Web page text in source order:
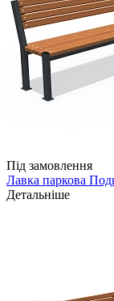
Під замовлення
Лавка паркова
Детальніше